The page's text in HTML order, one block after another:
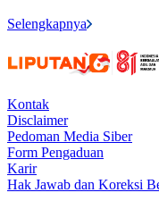
Selengkapnya
Kontak
Disclaimer
Pedoman Media Siber
Form Pengaduan
Karir
Hak Jawab dan Koreksi